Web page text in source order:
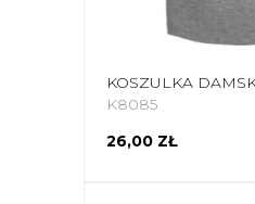
K8085
26,00 ZŁ